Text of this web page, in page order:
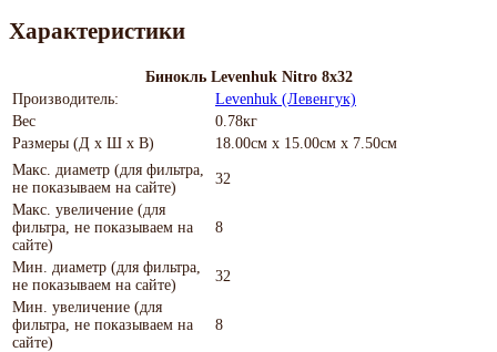
Характеристики
Бинокль Levenhuk Nitro 8x32
Производитель:
Levenhuk (Левенгук)
Вес
0.78кг
Размеры (Д х Ш х В)
18.00см x 15.00см x 7.50см
Макс. диаметр (для фильтра,
не показываем на сайте)
32
Макс. увеличение (для
фильтра, не показываем на
сайте)
8
Мин. диаметр (для фильтра,
не показываем на сайте)
32
Мин. увеличение (для
фильтра, не показываем на
сайте)
8